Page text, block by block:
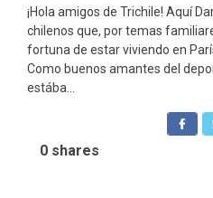
¡Hola amigos de Trichile! Aquí
chilenos que, por temas
fortuna de estar viviendo en
Como buenos amantes del
estába...
0 shares